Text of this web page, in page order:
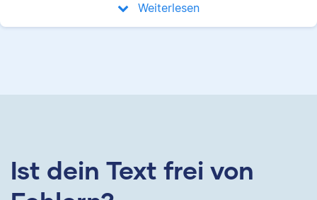
Weiterlesen
Ist dein Text frei von